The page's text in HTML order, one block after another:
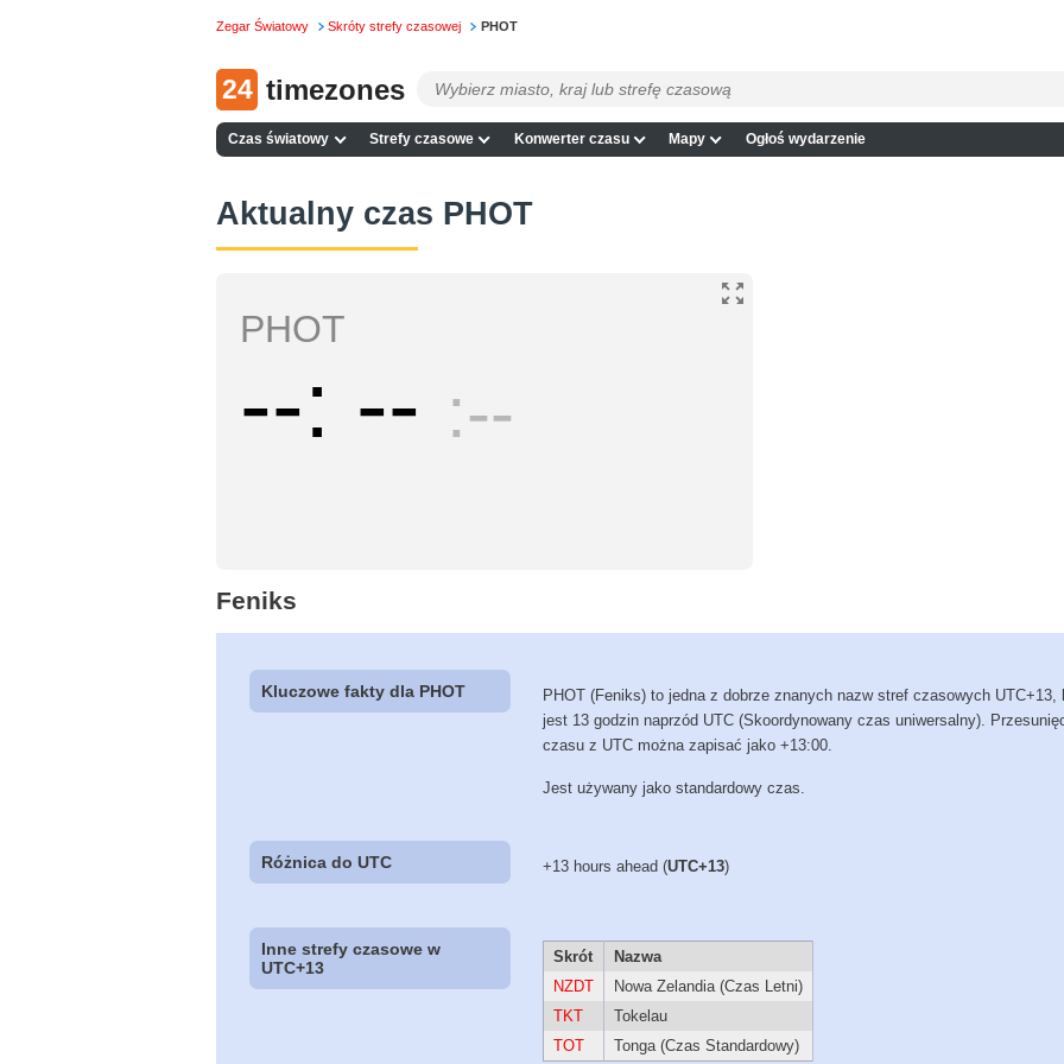
Zegar Światowy Skróty strefy czasowej PHOT
24 timezones
Czas światowy Strefy czasowe Konwerter czasu Mapy Ogłoś wydarzenie
Aktualny czas PHOT
PHOT
-- -- --
Feniks
Kluczowe fakty dla PHOT
PHOT (Feniks) to jedna z dobrze znanych nazw stref czasowych UTC+13,
jest 13 godzin naprzód UTC (Skoordynowany czas uniwersalny).
czasu z UTC można zapisać jako +13:00.
Jest używany jako standardowy czas.
Różnica do UTC +13 hours ahead (UTC+13)
Inne strefy czasowe w
UTC+13
Skrót
Nazwa
NZDT
Nowa Zelandia (Czas Letni)
TKT
Tokelau
TOT
Tonga (Czas Standardowy)